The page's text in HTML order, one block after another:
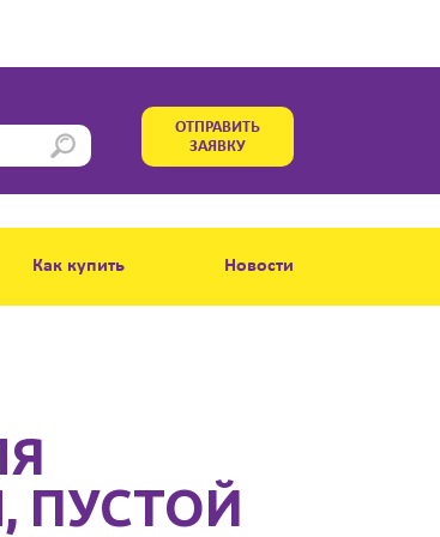
ОТПРАВИТЬ
ЗАЯВКУ
Как купить Новости
ПУСТОЙ